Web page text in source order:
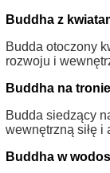
Buddha z
Budda otoczony
rozwoju i
Buddha na tronie
Budda siedzący
wewnętrzną siłę i
Buddha w